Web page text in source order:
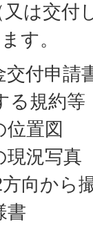
は交付
す。
付申請
る規約等
位置図
況写真
向から
書